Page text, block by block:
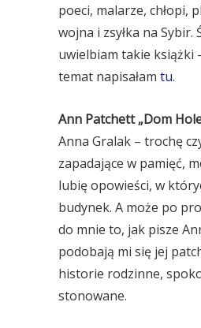
poeci, malarze, chłopi,
wojna i zsyłka na Sybir.
uwielbiam takie książki
temat napisałam tu.
Ann Patchett „Dom
Anna Gralak – trochę
zapadające w pamięć,
lubię opowieści, w
budynek. A może po
do mnie to, jak pisze
podobają mi się jej
historie rodzinne,
stonowane.